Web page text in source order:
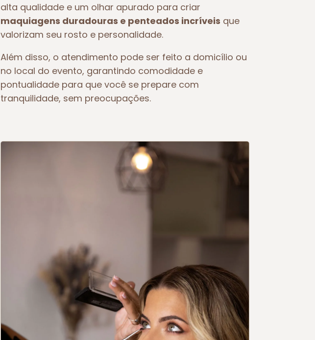
alta qualidade e um olhar apurado para criar
maquiagens duradouras e penteados incríveis que
valorizam seu rosto e personalidade.
Além disso, o atendimento pode ser feito a domicílio ou
no local do evento, garantindo comodidade e
pontualidade para que você se prepare com
tranquilidade, sem preocupações.